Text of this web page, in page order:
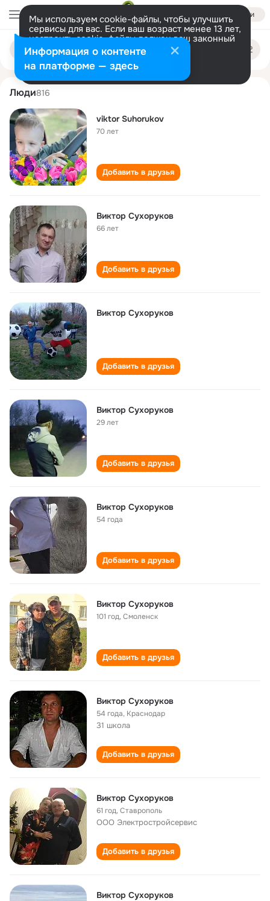
Войти
Мы используем cookie-файлы, чтобы улучшить
сервисы для вас. Если ваш возраст менее 13 лет,
настроить cookie-файлы должен ваш законный
представитель. Больше информации
Разрешить все Настроить
Поиск
людям
viktor sukhorukov
Люди816
viktor Suhorukov
70 лет
Добавить в друзья
Виктор Сухоруков
66 лет
Добавить в друзья
Виктор Сухоруков
Добавить в друзья
Виктор Сухоруков
29 лет
Добавить в друзья
Виктор Сухоруков
54 года
Добавить в друзья
Виктор Сухоруков
101 год,Смоленск
Добавить в друзья
Виктор Сухоруков
54 года, Краснодар
31 школа
Добавить в друзья
Виктор Сухоруков
61 год,Ставрополь
ООО Электростройсервис
Добавить в друзья
Виктор Сухоруков
Информация о контенте
на платформе — здесь